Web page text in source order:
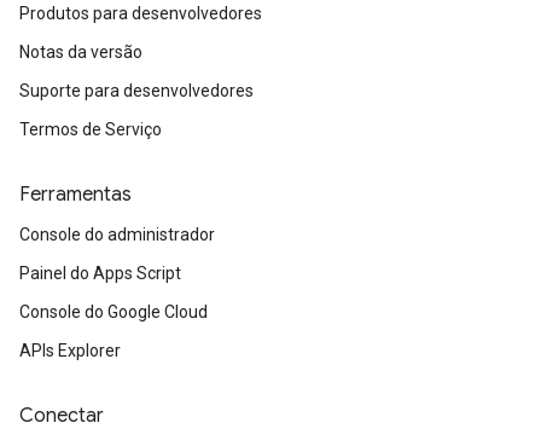
Produtos para desenvolvedores
Notas da versão
Suporte para desenvolvedores
Termos de Serviço
Ferramentas
Console do administrador
Painel do Apps Script
Console do Google Cloud
APIs Explorer
Conectar